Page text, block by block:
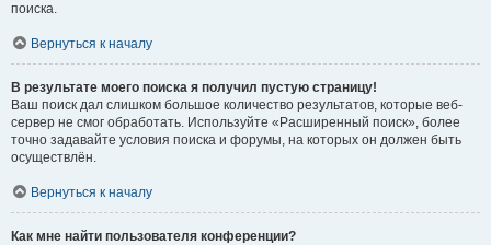
поиска.
Вернуться к началу
В результате моего поиска я получил пустую страницу!
Ваш поиск дал слишком большое количество результатов, которые веб-
сервер не смог обработать. Используйте «Расширенный поиск», более
точно задавайте условия поиска и форумы, на которых он должен быть
осуществлён.
Вернуться к началу
Как мне найти пользователя конференции?